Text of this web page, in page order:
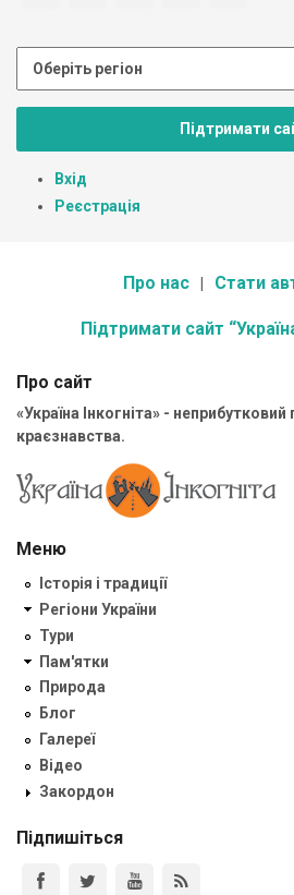
Підтримати
Вхід
Реєстрація
Про нас Стати
Підтримати сайт
Про сайт
«Україна Інкогніта» - неприбутковий
краєзнавства.
Меню
Історія і традиції
Регіони України
Тури
Пам'ятки
Природа
Блог
Галереї
Відео
Закордон
Підпишіться